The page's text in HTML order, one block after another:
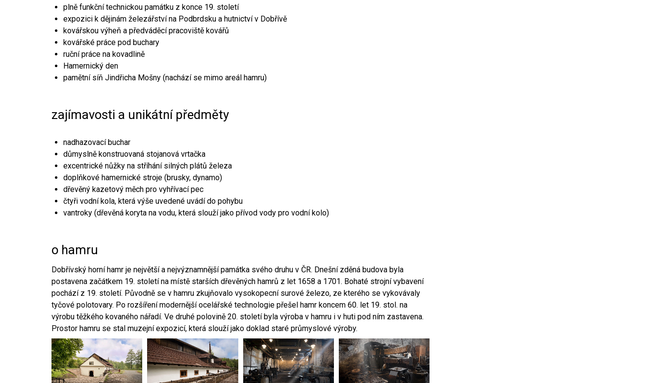
plně funkční technickou památku z konce 19. století
expozici k dějinám železářství na Podbrdsku a hutnictví v Dobřívě
kovářskou výheň a předváděcí pracoviště kovářů
kovářské práce pod buchary
ruční práce na kovadlině
Hamernický den
pamětní síň Jindřicha Mošny (nachází se mimo areál hamru)
zajímavosti a unikátní předměty
nadhazovací buchar
důmyslně konstruovaná stojanová vrtačka
excentrické nůžky na stříhání silných plátů železa
doplňkové hamernické stroje (brusky, dynamo)
dřevěný kazetový měch pro vyhřívací pec
čtyři vodní kola, která výše uvedené uvádí do pohybu
vantroky (dřevěná koryta na vodu, která slouží jako přívod vody pro vodní kolo)
o hamru
Dobřívský horní hamr je největší a nejvýznamnější památka svého druhu v ČR. Dnešní zděná budova byla
postavena začátkem 19. století na místě starších dřevěných hamrů z let 1658 a 1701. Bohaté strojní vybavení
pochází z 19. století. Původně se v hamru zkujňovalo vysokopecní surové železo, ze kterého se vykovávaly
tyčové polotovary. Po rozšíření modernější ocelářské technologie přešel hamr koncem 60. let 19. stol. na
výrobu těžkého kovaného nářadí. Ve druhé polovině 20. století byla výroba v hamru i v huti pod ním zastavena.
Prostor hamru se stal muzejní expozicí, která slouží jako doklad staré průmyslové výroby.